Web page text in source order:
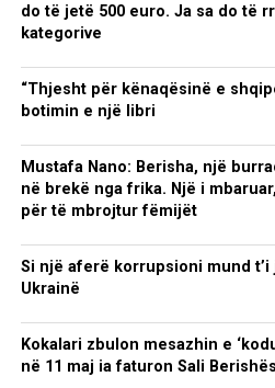
do të jetë 500 euro. Ja sa do të
kategorive
“Thjesht për kënaqësinë e
botimin e një libri
Mustafa Nano: Berisha, një
në brekë nga frika. Një i
për të mbrojtur fëmijët
Si një aferë korrupsioni mund
Ukrainë
Kokalari zbulon mesazhin e
në 11 maj ia faturon Sali Berishës